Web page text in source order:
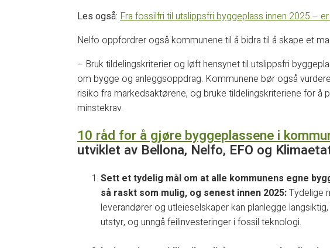
Les også: Fra fossilfri til utslippsfri byggeplass innen 2025 –
Nelfo oppfordrer også kommunene til å bidra til å skape et
– Bruk tildelingskriterier og løft hensynet til utslippsfri
om bygge­ og anleggsoppdrag. Kommunene bør også
risiko fra markedsaktørene, og bruke tildelingskriteriene for å
minstekrav.
10 råd for å gjøre byggeplassene i
utviklet av Bellona, Nelfo, EFO og
Sett et tydelig mål om at alle kommunens egne
så raskt som mulig, og senest innen 2025:Tydelige
leverandører og utleieselskaper kan planlegge
utstyr, og unngå feilinvesteringer i fossil teknologi.